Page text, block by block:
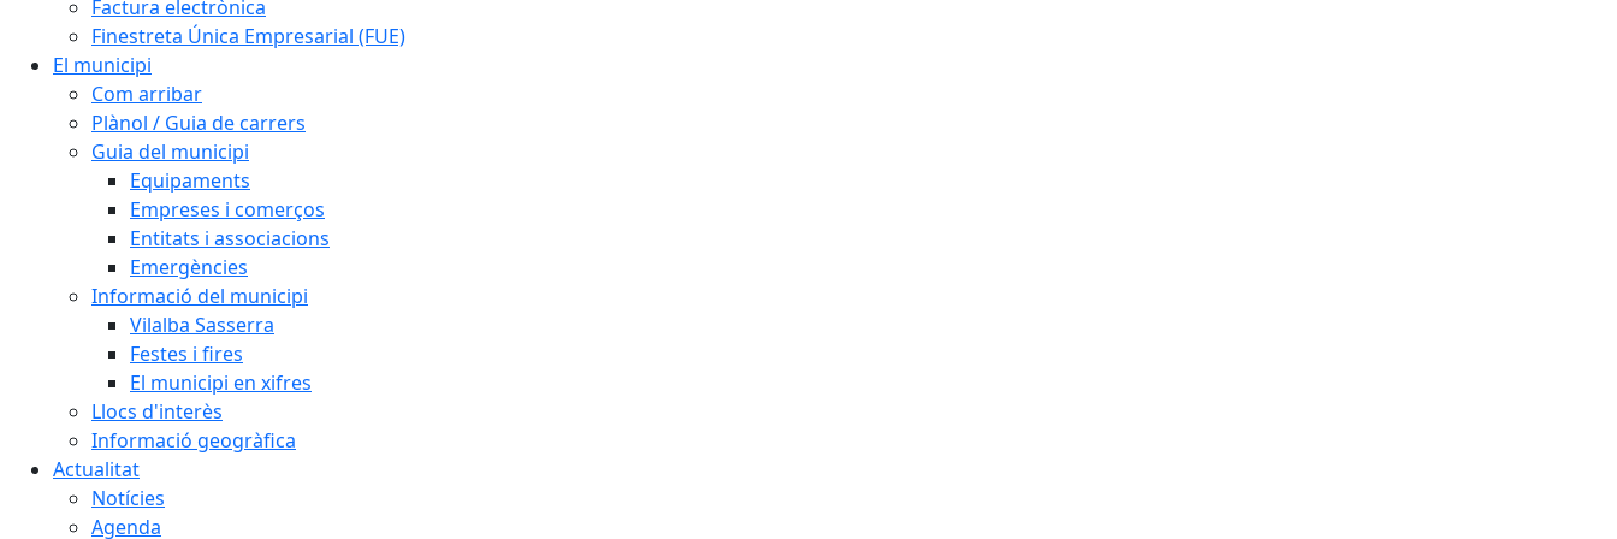
Factura electrònica
Finestreta Única Empresarial (FUE)
El municipi
Com arribar
Plànol / Guia de carrers
Guia del municipi
Equipaments
Empreses i comerços
Entitats i associacions
Emergències
Informació del municipi
Vilalba Sasserra
Festes i fires
El municipi en xifres
Llocs d'interès
Informació geogràfica
Actualitat
Notícies
Agenda